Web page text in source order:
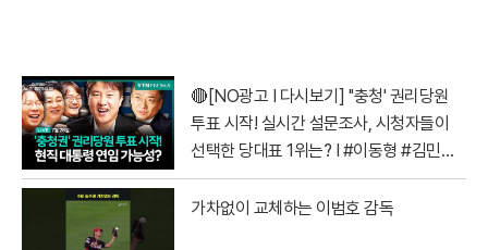
🔴[NO광고 I 다시보기] ''충청' 권리당원
투표 시작! 실시간 설문조사, 시청자들이
선택한 당대표 1위는? I #이동형 #김민석
#정청래 #전당대회
가차없이 교체하는 이범호 감독